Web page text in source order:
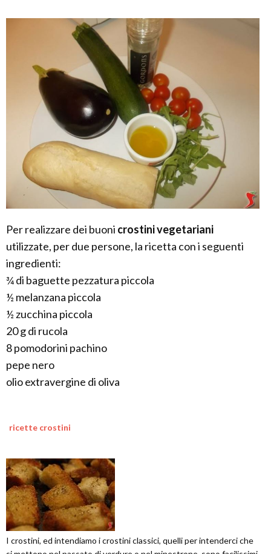
Per realizzare dei buoni crostini vegetariani
utilizzate, per due persone, la ricetta con i seguenti
ingredienti:
¾ di baguette pezzatura piccola
½ melanzana piccola
½ zucchina piccola
20 g di rucola
8 pomodorini pachino
pepe nero
olio extravergine di oliva
ricette crostini
I crostini, ed intendiamo i crostini classici, quelli per intenderci che